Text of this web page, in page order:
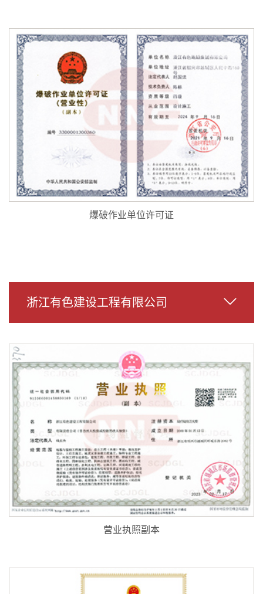
爆破作业单位许可证
浙江有色建设工程有限公司
营业执照副本